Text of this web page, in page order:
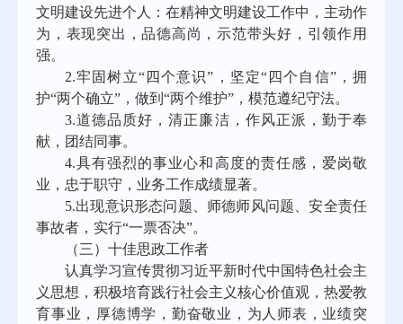
文明建设先进个人：在精神文明建设工作中，主动作
为，表现突出，品德高尚，示范带头好，引领作用
强。
2.牢固树立“四个意识” ，坚定“四个自信”，拥
护“两个确立”，做到“两个维护”，模范遵纪守法。
3.道德品质好，清正廉洁，作风正派，勤于奉
献，团结同事。
4.具有强烈的事业心和高度的责任感，爱岗敬
业，忠于职守，业务工作成绩显著。
5.出现意识形态问题、师德师风问题、安全责任
事故者，实行“一票否决”。
（三）十佳思政工作者
认真学习宣传贯彻习近平新时代中国特色社会主
义思想，积极培育践行社会主义核心价值观，热爱教
育事业，厚德博学，勤奋敬业，为人师表，业绩突